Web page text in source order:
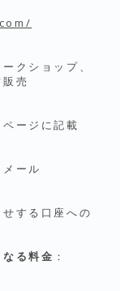
クショップ、
売
ージに記載
ール
する口座への
る料金 ：